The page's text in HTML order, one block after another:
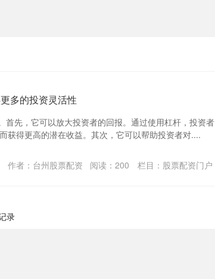
多的投资灵活性
首先，它可以放大投资者的回报。通过使用杠杆，投资者
获得更高的潜在收益。其次，它可以帮助投资者对....
作者：台州股票配资 阅读： 200 栏目： 股票配资门户
录